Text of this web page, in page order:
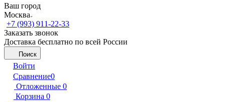
Ваш город
Москва
+7 (993) 911-22-33
Заказать звонок
Доставка бесплатно по всей России
Поиск
Войти
Сравнение0
Отложенные 0
Корзина 0